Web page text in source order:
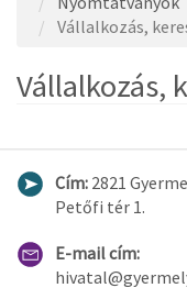
Vállalkozás,
Vállalkozás,
Cím: 2821
Petőfi tér 1.
E-mail cím: